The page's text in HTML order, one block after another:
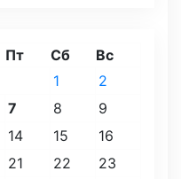
Пт Сб Вс
1
2
7 8
9
14 15
16
21 22
23